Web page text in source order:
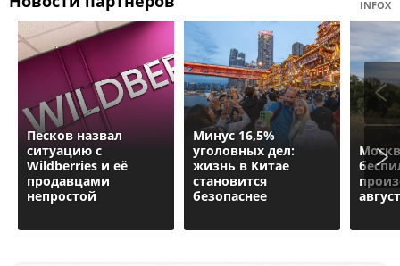
INFOX
Песков назвал
ситуацию с
Wildberries и её
продавцами
непростой
Минус 16,5%
уголовных дел:
жизнь в Китае
становится
безопаснее